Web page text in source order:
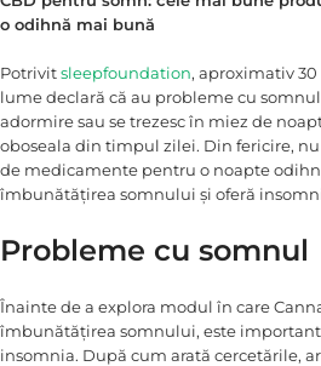
o odihnă mai bună
Potrivitsleepfoundation, aproximativ
lume declară că au probleme cu
adormire sau se trezesc în miez de
oboseala din timpul zilei. Din fericire,
de medicamente pentru o noapte
îmbunătățirea somnului și oferă
Probleme cu somnul
Înainte de a explora modul în care
îmbunătățirea somnului, este important
insomnia. După cum arată cercetările,